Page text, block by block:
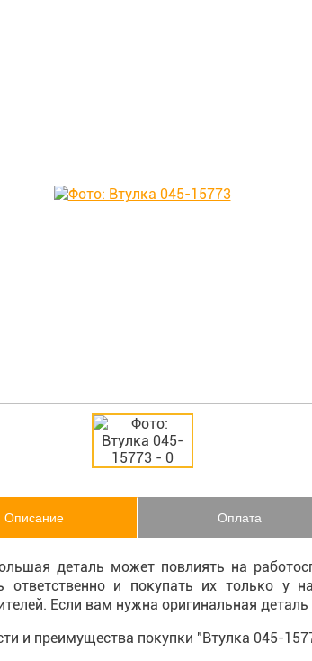
Описание Оплата
деталь может повлиять на
ответственно и покупать их только у
Если вам нужна оригинальная
и преимущества покупки "Втулка 045-